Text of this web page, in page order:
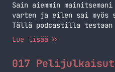
Sain aiemmin
varten ja eilen sai myös
Tällä podcastilla testaan
setupin ja hieman puhelen
Lue lisää
017 Pelijulkaisut